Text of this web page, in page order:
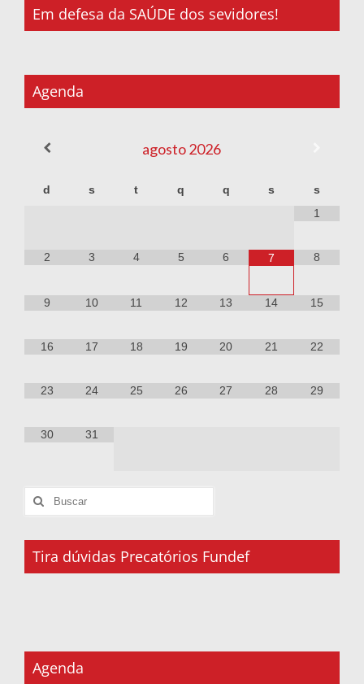
Em defesa da SAÚDE dos sevidores!
Agenda
agosto2026
d s t q q s
s
1
2 3 4 5 6 7 8
9 10 11 12 13 14 15
16 17 18 19 20 21 22
23 24 25 26 27 28 29
30 31
Tira dúvidas Precatórios Fundef
Agenda